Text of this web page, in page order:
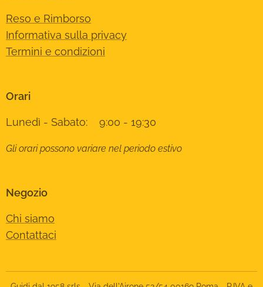
Reso e Rimborso
Informativa sulla privacy
Termini e condizioni
Orari
Lunedì - Sabato: 9:00 - 19:30
Gli orari possono variare nel periodo estivo
Negozio
Chi siamo
Contattaci